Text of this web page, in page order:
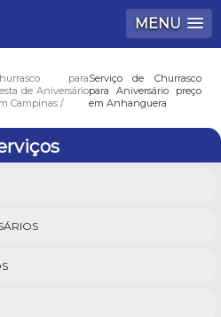
MENU
para
de Aniversário
Campinas
Serviço de Churrasco
para Aniversário preço
em Anhanguera